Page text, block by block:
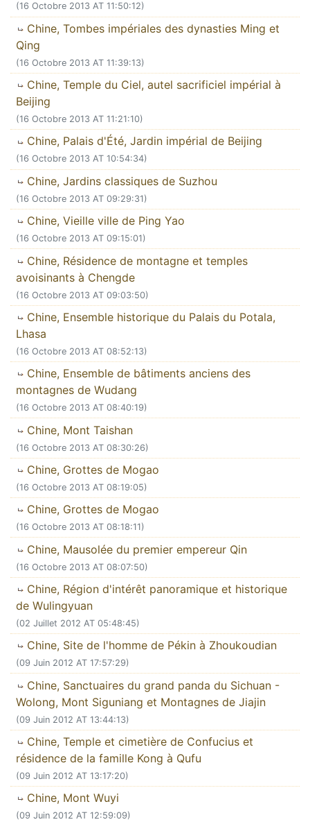
(16 Octobre 2013 AT 11:50:12)
Chine, Tombes impériales des dynasties Ming et
Qing
(16 Octobre 2013 AT 11:39:13)
Chine, Temple du Ciel, autel sacrificiel impérial à
Beijing
(16 Octobre 2013 AT 11:21:10)
Chine, Palais d'Été, Jardin impérial de Beijing
(16 Octobre 2013 AT 10:54:34)
Chine, Jardins classiques de Suzhou
(16 Octobre 2013 AT 09:29:31)
Chine, Vieille ville de Ping Yao
(16 Octobre 2013 AT 09:15:01)
Chine, Résidence de montagne et temples
avoisinants à Chengde
(16 Octobre 2013 AT 09:03:50)
Chine, Ensemble historique du Palais du Potala,
Lhasa
(16 Octobre 2013 AT 08:52:13)
Chine, Ensemble de bâtiments anciens des
montagnes de Wudang
(16 Octobre 2013 AT 08:40:19)
Chine, Mont Taishan
(16 Octobre 2013 AT 08:30:26)
Chine, Grottes de Mogao
(16 Octobre 2013 AT 08:19:05)
Chine, Grottes de Mogao
(16 Octobre 2013 AT 08:18:11)
Chine, Mausolée du premier empereur Qin
(16 Octobre 2013 AT 08:07:50)
Chine, Région d'intérêt panoramique et historique
de Wulingyuan
(02 Juillet 2012 AT 05:48:45)
Chine, Site de l'homme de Pékin à Zhoukoudian
(09 Juin 2012 AT 17:57:29)
Chine, Sanctuaires du grand panda du Sichuan -
Wolong, Mont Siguniang et Montagnes de Jiajin
(09 Juin 2012 AT 13:44:13)
Chine, Temple et cimetière de Confucius et
résidence de la famille Kong à Qufu
(09 Juin 2012 AT 13:17:20)
Chine, Mont Wuyi
(09 Juin 2012 AT 12:59:09)